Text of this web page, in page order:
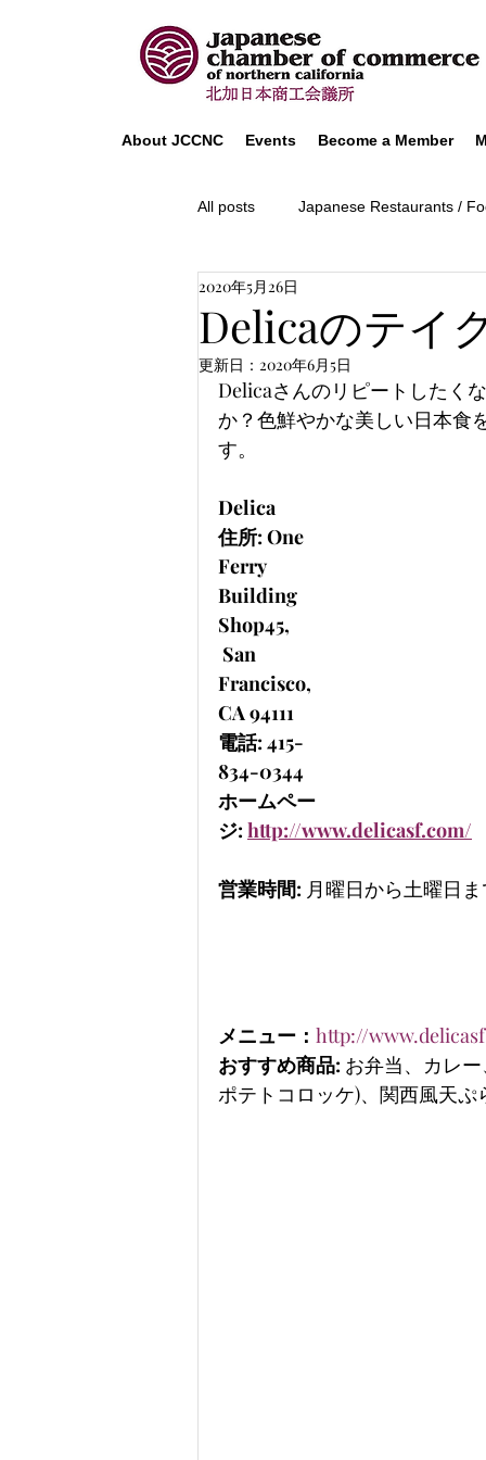
About JCCNC Events Become a Member
All posts Japanese Restaurants /
Useful Information
Delicaのテイ
2020年5月26日
更新日： 2020年6月5日
Delicaさんのリピートしたく
か？色鮮やかな美しい日本食
す。
Delica
住所: One
Ferry
Building
Shop45,
Francisco,
CA 94111
電話: 415-
834-0344
ホームペー
ジ: http://www.delicasf.com/
営業時間: 月曜日から土曜日
メニュー： http://
おすすめ商品: お弁当、カレー
ポテトコロッケ)、関西風天ぷ